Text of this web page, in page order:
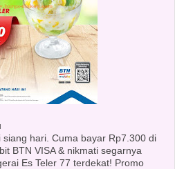
hari. Cuma bayar Rp7.300 di
BTN VISA & nikmati segarnya
Es Teler 77 terdekat! Promo